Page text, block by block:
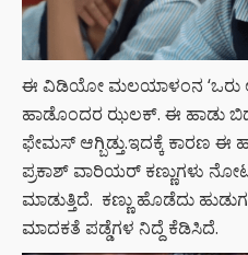
ಈ ವಿಡಿಯೋ ಮಲಯಾಳಂನ ‘ಒರು
ಹಾಡೊಂದರ ಝಲಕ್. ಈ ಹಾಡು
ಫೇಮಸ್ ಆಗ್ಬಿಡ್ತು.ಇದಕ್ಕೆ ಕಾರಣ ಈ
ಪ್ರಕಾಶ್‌ ವಾರಿಯರ್‌ ಕಣ್ಣುಗಳು
ಮಾಡುತ್ತಿದೆ. ಕಣ್ಣು ಹೊಡೆದು
ಮಾದಕತೆ ಪಡ್ಡೆಗಳ ನಿದ್ದೆ ಕೆಡಿಸಿದೆ.